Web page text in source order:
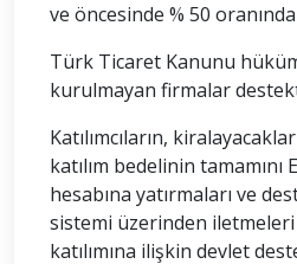
ve öncesinde % 50
Türk Ticaret Kanunu
kurulmayan firmalar
Katılımcıların,
katılım bedelinin tamamını
hesabına yatırmaları ve
sistemi üzerinden
katılımına ilişkin devlet